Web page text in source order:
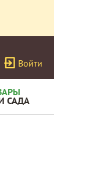
Войти
САДА